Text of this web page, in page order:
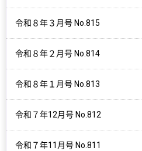
令和８年３月号 No.815
令和８年２月号 No.814
令和８年１月号 No.813
令和７年12月号 No.812
令和７年11月号 No.811